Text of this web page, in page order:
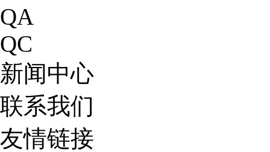
QA
QC
新闻中心
联系我们
友情链接